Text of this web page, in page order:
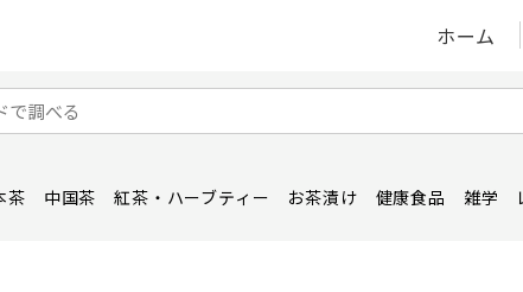
ホーム
茶 中国茶 紅茶・ハーブティー お茶漬け 健康食品 雑学